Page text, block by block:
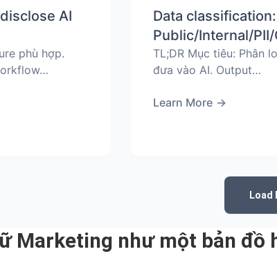
AI
phù hợp.
Data classification:
Public/Internal/
TL;DR Mục tiêu: Phân
đưa vào AI. Output…
Learn More →
Load
Marketing như một bản đồ